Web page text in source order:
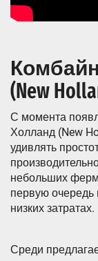
(New
С момента
Холланд (New
удивлять
небольших
первую очередь
низких затратах.
Среди